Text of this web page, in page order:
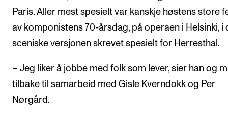
Paris. Aller mest spesielt var kanskje høstens store
av komponistens 70-årsdag, på operaen i Helsinki, i
sceniske versjonen skrevet spesielt for Herresthal.
– Jeg liker å jobbe med folk som lever, sier han og
tilbake til samarbeid med Gisle Kverndokk og Per
Nørgård.